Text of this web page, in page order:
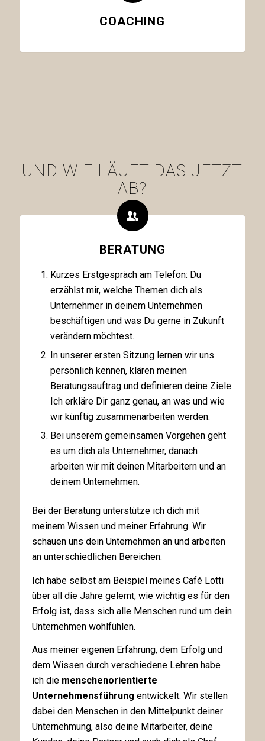
COACHING
UND WIE LÄUFT DAS JETZT
AB?
BERATUNG
Kurzes Erstgespräch am Telefon: Du
erzählst mir, welche Themen dich als
Unternehmer in deinem Unternehmen
beschäftigen und was Du gerne in Zukunft
verändern möchtest.
In unserer ersten Sitzung lernen wir uns
persönlich kennen, klären meinen
Beratungsauftrag und definieren deine Ziele.
Ich erkläre Dir ganz genau, an was und wie
wir künftig zusammenarbeiten werden.
Bei unserem gemeinsamen Vorgehen geht
es um dich als Unternehmer, danach
arbeiten wir mit deinen Mitarbeitern und an
deinem Unternehmen.
Bei der Beratung unterstütze ich dich mit
meinem Wissen und meiner Erfahrung. Wir
schauen uns dein Unternehmen an und arbeiten
an unterschiedlichen Bereichen.
Ich habe selbst am Beispiel meines Café Lotti
über all die Jahre gelernt, wie wichtig es für den
Erfolg ist, dass sich alle Menschen rund um dein
Unternehmen wohlfühlen.
Aus meiner eigenen Erfahrung, dem Erfolg und
dem Wissen durch verschiedene Lehren habe
ich die menschenorientierte
Unternehmensführung entwickelt. Wir stellen
dabei den Menschen in den Mittelpunkt deiner
Unternehmung, also deine Mitarbeiter, deine